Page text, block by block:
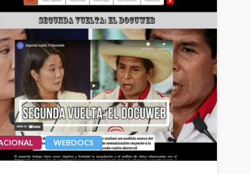
WEBDOCS
CULTURA INNOVACIÓN TEATRO
El público como
protagonista en la
revitalización del teatro
peruano post pandemia